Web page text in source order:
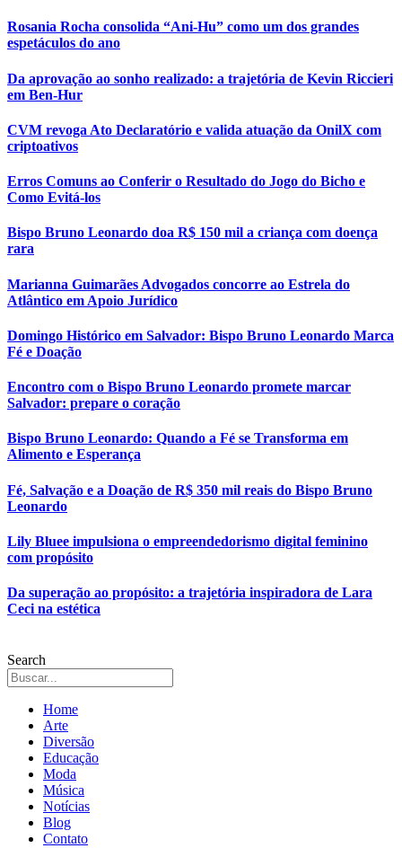
Rosania Rocha consolida “Ani-Hu” como um dos grandes
espetáculos do ano
Da aprovação ao sonho realizado: a trajetória de Kevin Riccieri
em Ben-Hur
CVM revoga Ato Declaratório e valida atuação da OnilX com
criptoativos
Erros Comuns ao Conferir o Resultado do Jogo do Bicho e
Como Evitá-los
Bispo Bruno Leonardo doa R$ 150 mil a criança com doença
rara
Marianna Guimarães Advogados concorre ao Estrela do
Atlântico em Apoio Jurídico
Domingo Histórico em Salvador: Bispo Bruno Leonardo Marca
Fé e Doação
Encontro com o Bispo Bruno Leonardo promete marcar
Salvador: prepare o coração
Bispo Bruno Leonardo: Quando a Fé se Transforma em
Alimento e Esperança
Fé, Salvação e a Doação de R$ 350 mil reais do Bispo Bruno
Leonardo
Lily Bluee impulsiona o empreendedorismo digital feminino
com propósito
Da superação ao propósito: a trajetória inspiradora de Lara
Ceci na estética
Search
Home
Arte
Diversão
Educação
Moda
Música
Notícias
Blog
Contato